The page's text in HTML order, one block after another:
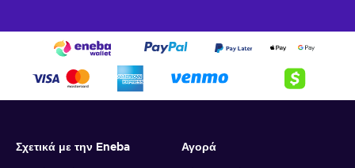
Σχετικά με την Eneba Αγορά